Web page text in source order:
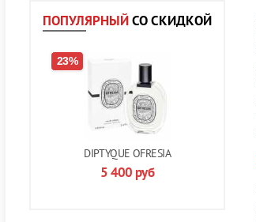
ПОПУЛЯРНЫЙСО СКИДКОЙ
DIPTYQUE OFRESIA
5 400 руб
23%